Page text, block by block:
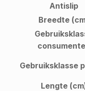
Antislip
Breedte
Gebruiksklasse
Lengte